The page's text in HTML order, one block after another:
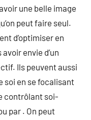
une belle image
peut faire seul.
d’optimiser en
envie d’un
Ils peuvent aussi
soi en se focalisant
contrôlant soi-
par . On peut